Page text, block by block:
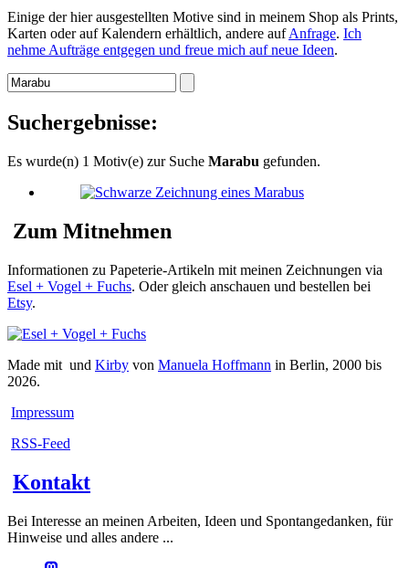
Einige der hier ausgestellten Motive sind in meinem Shop als Prints,
Karten oder auf Kalendern erhältlich, andere aufAnfrage. Ich
nehme Aufträge entgegen und freue mich auf neue Ideen.
Suchergebnisse:
Es wurde(n) 1 Motiv(e) zur Suche Marabu gefunden.
Zum Mitnehmen
Informationen zu Papeterie-Artikeln mit meinen Zeichnungen via
Esel + Vogel + Fuchs. Oder gleich anschauen und bestellen bei
Etsy.
Made mit und Kirby von Manuela Hoffmann in Berlin, 2000 bis
2026.
Impressum
RSS-Feed
Kontakt
Bei Interesse an meinen Arbeiten, Ideen und Spontangedanken, für
Hinweise und alles andere ...